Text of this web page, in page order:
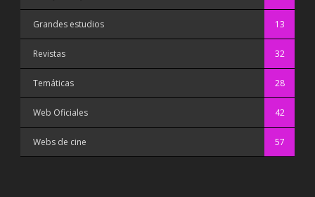
Grandes estudios 13
Revistas 32
Temáticas 28
Web Oficiales 42
Webs de cine 57